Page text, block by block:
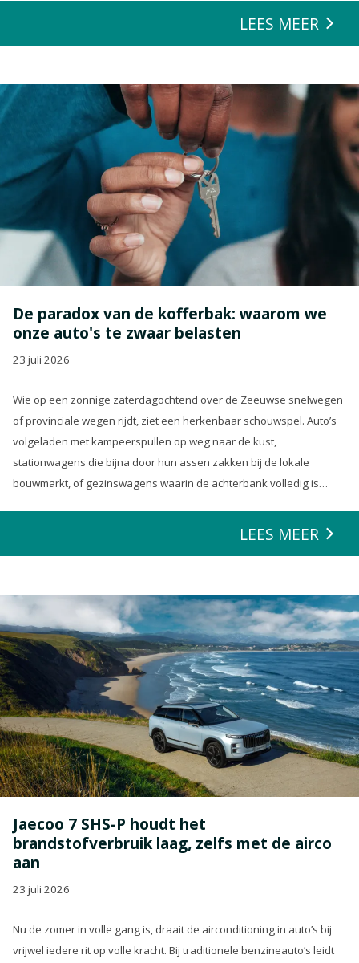
LEES MEER
De paradox van de kofferbak: waarom we
onze auto's te zwaar belasten
23 juli 2026
Wie op een zonnige zaterdagochtend over de Zeeuwse snelwegen
of provinciale wegen rijdt, ziet een herkenbaar schouwspel. Auto’s
volgeladen met kampeerspullen op weg naar de kust,
stationwagens die bijna door hun assen zakken bij de lokale
bouwmarkt, of gezinswagens waarin de achterbank volledig is
zeulen. We houden van onze auto’s en we verwachten dat ze alles
LEES MEER
Jaecoo 7 SHS-P houdt het
brandstofverbruik laag, zelfs met de airco
aan
23 juli 2026
Nu de zomer in volle gang is, draait de airconditioning in auto’s bij
vrijwel iedere rit op volle kracht. Bij traditionele benzineauto’s leidt